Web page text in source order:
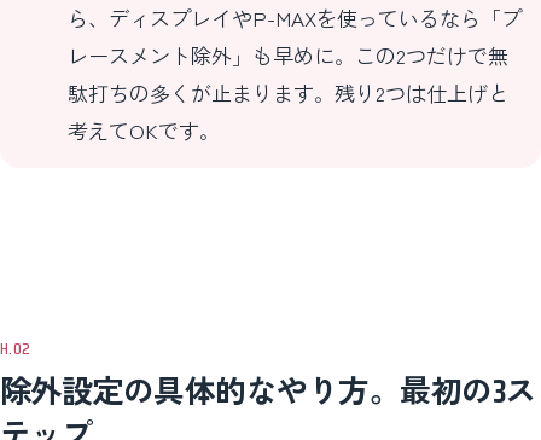
ら、ディスプレイやP-MAXを使っているなら「プ
レースメント除外」も早めに。この2つだけで無
駄打ちの多くが止まります。残り2つは仕上げと
考えてOKです。
除外設定の具体的なやり方。最初の3ス